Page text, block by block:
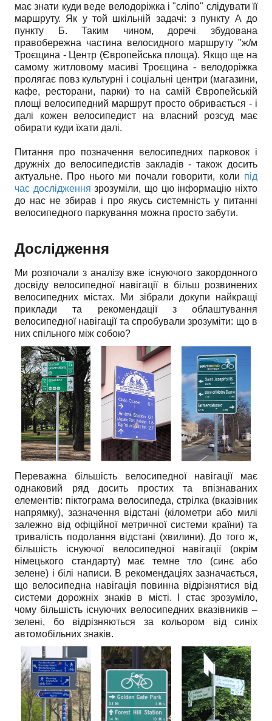
має знати куди веде велодоріжка і "сліпо" слідувати її
маршруту. Як у той шкільній задачі: з пункту А до
пункту Б. Таким чином, доречі збудована
правобережна частина велосидного маршруту "ж/м
Троєщина - Центр (Європейська площа). Якщо ще на
самому житловому масиві Троєщина - велодоріжка
пролягає повз культурні і соціальні центри (магазини,
кафе, ресторани, парки) то на самій Європейській
площі велосипедний маршрут просто обривається - і
далі кожен велосипедист на власний розсуд має
обирати куди їхати далі.
Питання про позначення велосипедних парковок і
дружніх до велосипедистів закладів - також досить
актуальне. Про нього ми почали говорити, коли під
час дослідження зрозуміли, що цю інформацію ніхто
до нас не збирав і про якусь системність у питанні
велосипедного паркування можна просто забути.
Дослідження
Ми розпочали з аналізу вже існуючого закордонного
досвіду велосипедної навігації в більш розвинених
велосипедних містах. Ми зібрали докупи найкращі
приклади та рекомендації з облаштування
велосипедної навігації та спробували зрозуміти: що в
них спільного між собою?
Переважна більшість велосипедної навігації має
однаковий ряд досить простих та впізнаваних
елементів: піктограма велосипеда, стрілка (вказівник
напрямку), зазначення відстані (кілометри або милі
залежно від офіційної метричної системи країни) та
тривалість подолання відстані (хвилини). До того ж,
більшість існуючої велосипедної навігації (окрім
німецького стандарту) має темне тло (синє або
зелене) і білі написи. В рекомендаціях зазначається,
що велосипедна навігація повинна відрізнятися від
системи дорожніх знаків в місті. І стає зрозуміло,
чому більшість існуючих велосипедних вказівників –
зелені, бо відрізняються за кольором від синіх
автомобільних знаків.